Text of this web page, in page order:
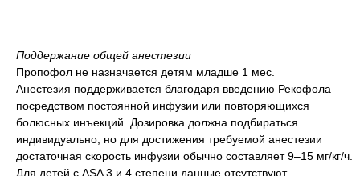
Поддержание общей анестезии
Пропофол не назначается детям младше 1 мес.
Анестезия поддерживается благодаря введению Рекофола
посредством постоянной инфузии или повторяющихся
болюсных инъекций. Дозировка должна подбираться
индивидуально, но для достижения требуемой анестезии
достаточная скорость инфузии обычно составляет 9–15 мг/кг/ч.
Для детей с ASA 3 и 4 степени данные отсутствуют.